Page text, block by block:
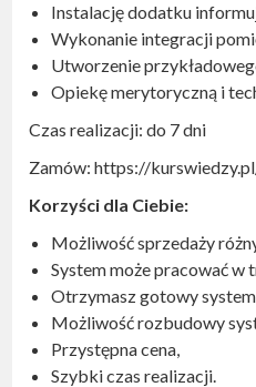
Instalację dodatku
Wykonanie integracji
Utworzenie
Opiekę merytoryczną i
Czas realizacji: do 7 dni
Zamów: https://
Korzyści dla Ciebie:
Możliwość sprzedaży
System może pracować
Otrzymasz gotowy
Możliwość rozbudowy
Przystępna cena,
Szybki czas realizacji.